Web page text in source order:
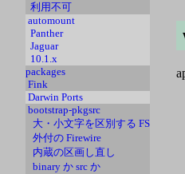
利用不可
automount
Panther
Jaguar
10.1.x
packages
Fink
Darwin Ports
bootstrap-pkgsrc
大・小文字を区別する FS
外付の Firewire
内蔵の区画し直し
binary か src か